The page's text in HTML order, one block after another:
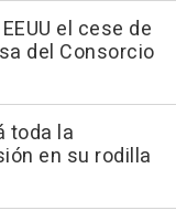
el cese de
del Consorcio
toda la
en su rodilla